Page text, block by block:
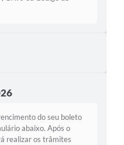
do seu boleto
abaixo. Após o
realizar os trâmites